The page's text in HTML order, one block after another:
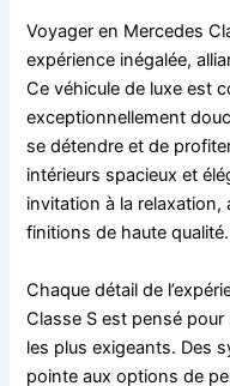
Voyager en Mercedes
expérience inégalée,
Ce véhicule de luxe est
exceptionnellement
se détendre et de
intérieurs spacieux et
invitation à la relaxation,
finitions de haute qualité.
Chaque détail de
Classe S est pensé
les plus exigeants. Des
pointe aux options de